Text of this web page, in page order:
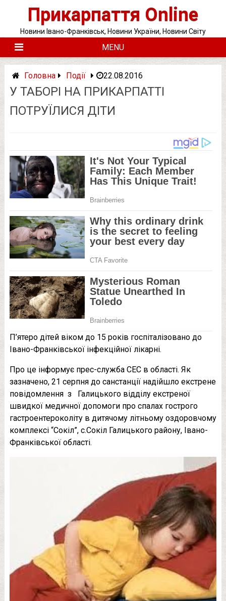
Прикарпаття Online
Новини Івано-Франківськ, Новини України, Новини Світу
MENU
Головна Події 22.08.2016
У ТАБОРІ НА ПРИКАРПАТТІ
ПОТРУЇЛИСЯ ДІТИ
П’ятеро дітей віком до 15 років госпіталізовано до
Івано-Франківської інфекційної лікарні.
Про це інформує прес-служба СЕС в області. Як
зазначено, 21 серпня до санстанції надійшло екстрене
повідомлення з Галицького відділу екстреної
швидкої медичної допомоги про спалах гострого
гастроентероколіту в дитячому літньому оздоровчому
комплексі “Сокіл”, с.Сокіл Галицького району, Івано-
Франківської області.